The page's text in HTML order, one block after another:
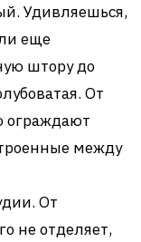
Удивляешься,
еще
штору до
От
ограждают
между
От
не отделяет,